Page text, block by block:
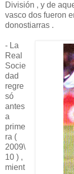
División , y de
vasco dos fueron
donostiarras .
- La
Real
Socie
dad
regre
só
antes
a
prime
ra (
2009\
10 ) ,
mient